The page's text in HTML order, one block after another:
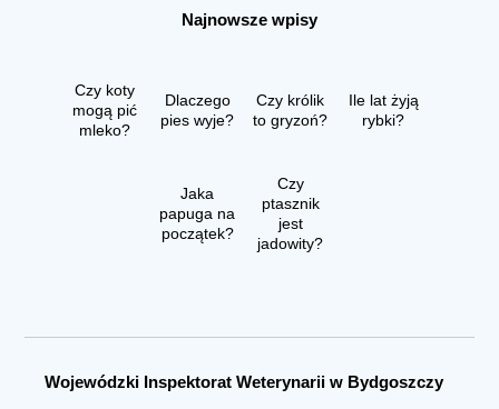
Najnowsze wpisy
Czy koty
mogą pić
mleko?
Dlaczego
pies wyje?
Czy królik
to gryzoń?
Ile lat żyją
rybki?
Jaka
papuga na
początek?
Czy
ptasznik
jest
jadowity?
Wojewódzki Inspektorat Weterynarii w Bydgoszczy